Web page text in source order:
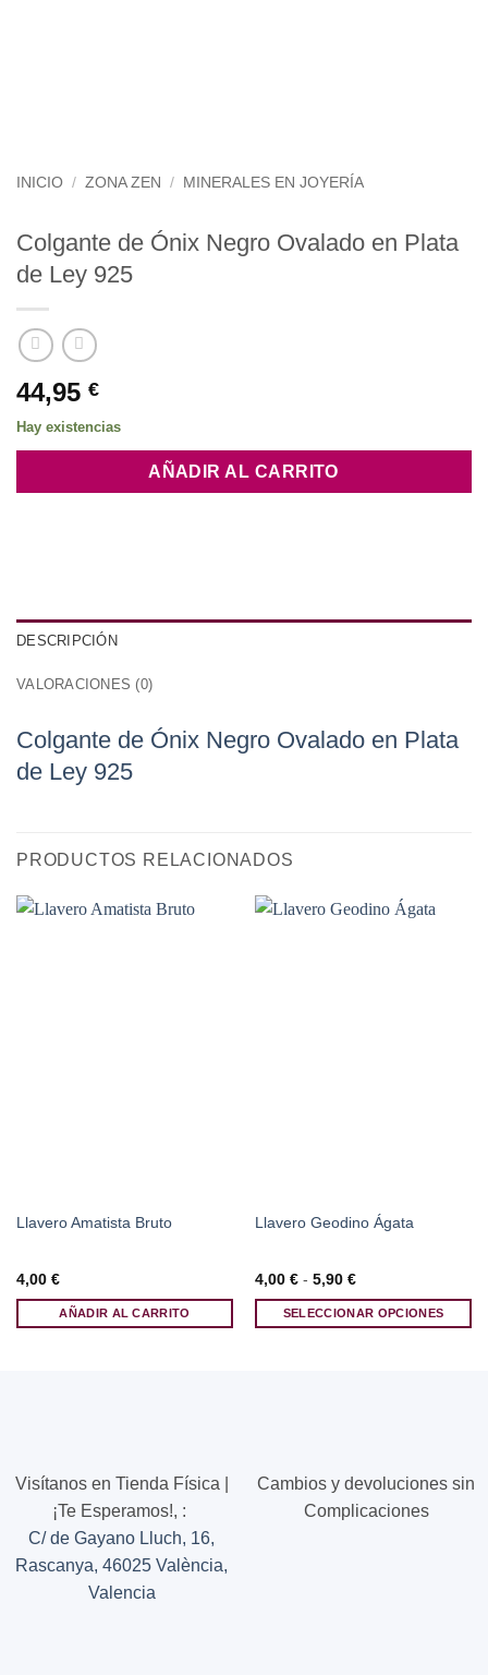
INICIO / ZONA ZEN / MINERALES EN JOYERÍA
Colgante de Ónix Negro Ovalado en Plata
de Ley 925
44,95 €
Hay existencias
AÑADIR AL CARRITO
DESCRIPCIÓN
VALORACIONES (0)
Colgante de Ónix Negro Ovalado en Plata
de Ley 925
PRODUCTOS RELACIONADOS
Llavero Amatista Bruto
4,00 €
AÑADIR AL CARRITO
Llavero Geodino Ágata
4,00 € - 5,90 €Rango
precios:
desde
SELECCIONAR OPCIONES
opciones
Visítanos en Tienda Física |
¡Te Esperamos!, :
C/ de Gayano Lluch, 16,
Rascanya, 46025 València,
Valencia
Cambios y devoluciones sin
Complicaciones